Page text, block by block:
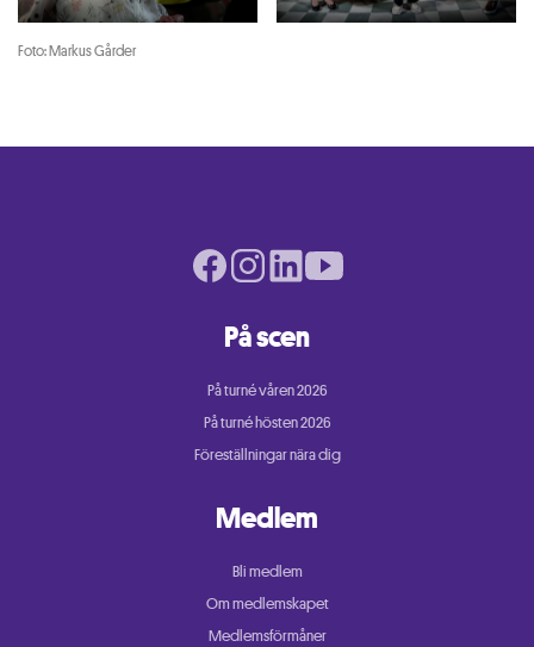
Foto: Markus Gårder
På scen
På turné våren 2026
På turné hösten 2026
Föreställningar nära dig
Medlem
Bli medlem
Om medlemskapet
Medlemsförmåner
Facebook page
Instagram page
LinkedIn pageYoutube page